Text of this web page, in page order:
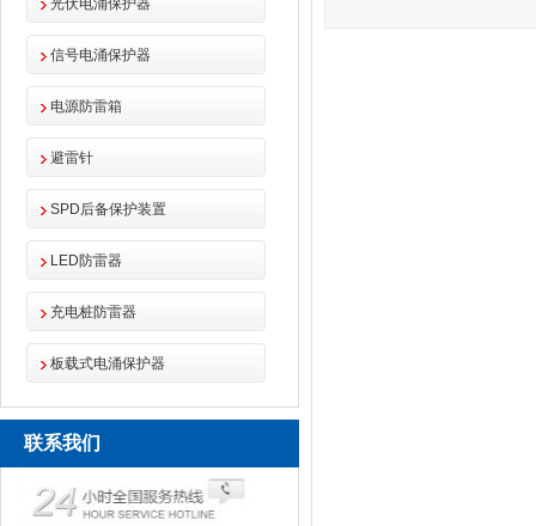
光伏电涌保护器
信号电涌保护器
电源防雷箱
避雷针
SPD后备保护装置
LED防雷器
充电桩防雷器
板载式电涌保护器
联系我们